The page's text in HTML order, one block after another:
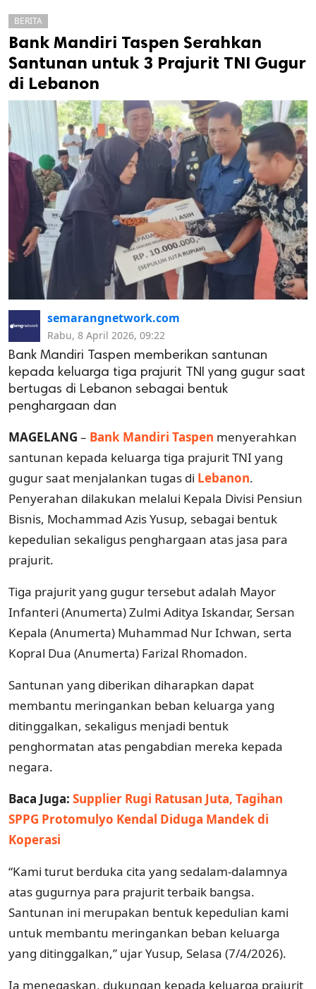
cipta.
BERITA
Bank Mandiri Taspen Serahkan
Santunan untuk 3 Prajurit TNI Gugur
di Lebanon
semarangnetwork.com
Rabu, 8 April 2026, 09:22
Bank Mandiri Taspen memberikan santunan
kepada keluarga tiga prajurit TNI yang gugur saat
bertugas di Lebanon sebagai bentuk
penghargaan dan
MAGELANG – Bank Mandiri Taspen menyerahkan
santunan kepada keluarga tiga prajurit TNI yang
gugur saat menjalankan tugas di Lebanon.
Penyerahan dilakukan melalui Kepala Divisi Pensiun
Bisnis, Mochammad Azis Yusup, sebagai bentuk
kepedulian sekaligus penghargaan atas jasa para
prajurit.
Tiga prajurit yang gugur tersebut adalah Mayor
Infanteri (Anumerta) Zulmi Aditya Iskandar, Sersan
Kepala (Anumerta) Muhammad Nur Ichwan, serta
Kopral Dua (Anumerta) Farizal Rhomadon.
Santunan yang diberikan diharapkan dapat
membantu meringankan beban keluarga yang
ditinggalkan, sekaligus menjadi bentuk
penghormatan atas pengabdian mereka kepada
negara.
Baca Juga: Supplier Rugi Ratusan Juta, Tagihan
SPPG Protomulyo Kendal Diduga Mandek di
Koperasi
“Kami turut berduka cita yang sedalam-dalamnya
atas gugurnya para prajurit terbaik bangsa.
Santunan ini merupakan bentuk kepedulian kami
untuk membantu meringankan beban keluarga
yang ditinggalkan,” ujar Yusup, Selasa (7/4/2026).
Ia menegaskan, dukungan kepada keluarga prajurit